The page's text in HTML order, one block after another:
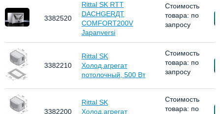
3382520
Rittal SK RTT
DACHGERДT
COMFORT200V
Japanversi
Стоимость
товара: по
запросу
3382210
Rittal SK
Холод.агрегат
потолочный, 500 Вт
Стоимость
товара: по
запросу
3382200
Rittal SK
Холод.агрегат
Стоимость
товара: по